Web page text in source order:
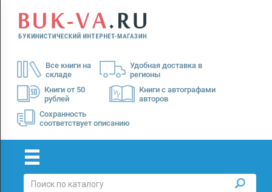
Все книги на
складе
Удобная доставка в
регионы
Книги от 50
рублей
Книги с автографами
авторов
Сохранность
соответствует описанию
Menu
Доставка
Оплата